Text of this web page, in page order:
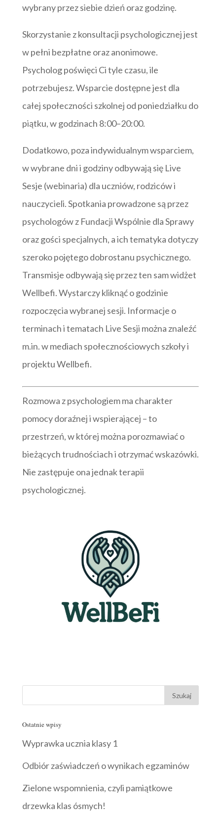
wybrany przez siebie dzień oraz godzinę.
Skorzystanie z konsultacji psychologicznej jest
w pełni bezpłatne oraz anonimowe.
Psycholog poświęci Ci tyle czasu, ile
potrzebujesz. Wsparcie dostępne jest dla
całej społeczności szkolnej od poniedziałku do
piątku, w godzinach 8:00–20:00.
Dodatkowo, poza indywidualnym wsparciem,
w wybrane dni i godziny odbywają się Live
Sesje (webinaria) dla uczniów, rodziców i
nauczycieli. Spotkania prowadzone są przez
psychologów z Fundacji Wspólnie dla Sprawy
oraz gości specjalnych, a ich tematyka dotyczy
szeroko pojętego dobrostanu psychicznego.
Transmisje odbywają się przez ten sam widżet
Wellbefi. Wystarczy kliknąć o godzinie
rozpoczęcia wybranej sesji. Informacje o
terminach i tematach Live Sesji można znaleźć
m.in. w mediach społecznościowych szkoły i
projektu Wellbefi.
Rozmowa z psychologiem ma charakter
pomocy doraźnej i wspierającej – to
przestrzeń, w której można porozmawiać o
bieżących trudnościach i otrzymać wskazówki.
Nie zastępuje ona jednak terapii
psychologicznej.
Ostatnie wpisy
Wyprawka ucznia klasy 1
Odbiór zaświadczeń o wynikach egzaminów
Zielone wspomnienia, czyli pamiątkowe
drzewka klas ósmych!